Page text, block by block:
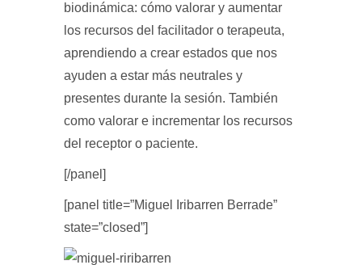
biodinámica: cómo valorar y aumentar
los recursos del facilitador o terapeuta,
aprendiendo a crear estados que nos
ayuden a estar más neutrales y
presentes durante la sesión. También
como valorar e incrementar los recursos
del receptor o paciente.
[/panel]
[panel title=”Miguel Iribarren Berrade”
state=”closed”]